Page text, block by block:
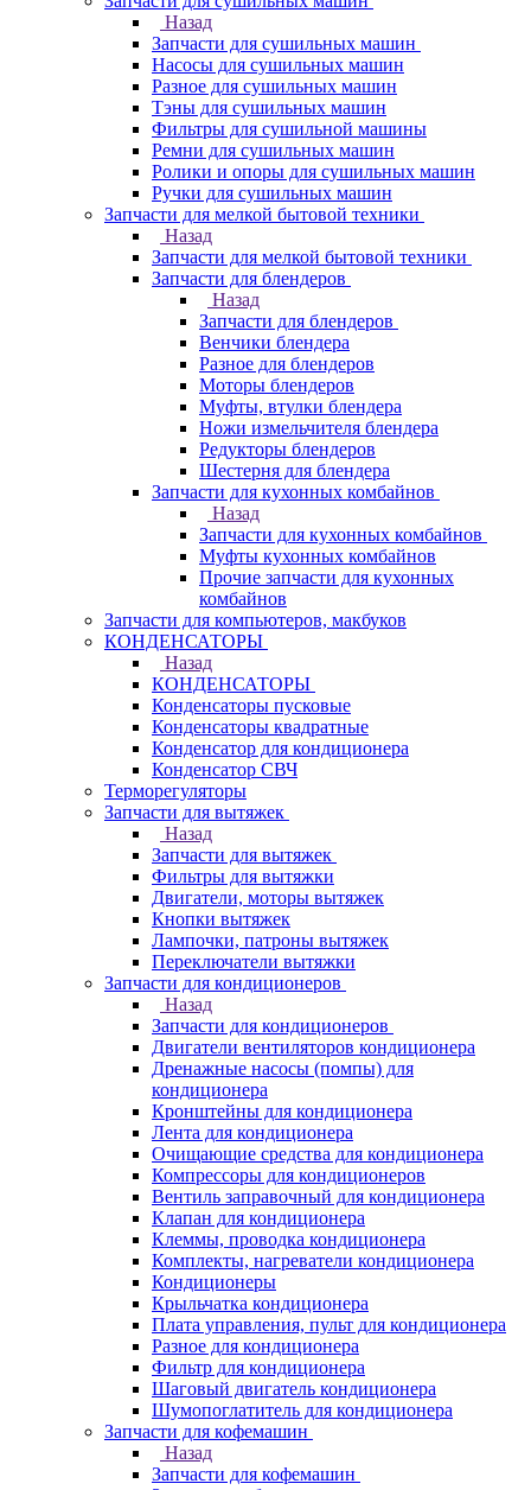
Назад
Запчасти для сушильных машин
Насосы для сушильных машин
Разное для сушильных машин
Тэны для сушильных машин
Фильтры для сушильной машины
Ремни для сушильных машин
Ролики и опоры для сушильных машин
Ручки для сушильных машин
Запчасти для мелкой бытовой техники
Назад
Запчасти для мелкой бытовой техники
Запчасти для блендеров
Назад
Запчасти для блендеров
Венчики блендера
Разное для блендеров
Моторы блендеров
Муфты, втулки блендера
Ножи измельчителя блендера
Редукторы блендеров
Шестерня для блендера
Запчасти для кухонных комбайнов
Назад
Запчасти для кухонных комбайнов
Муфты кухонных комбайнов
Прочие запчасти для кухонных
комбайнов
Запчасти для компьютеров, макбуков
КОНДЕНСАТОРЫ
Назад
КОНДЕНСАТОРЫ
Конденсаторы пусковые
Конденсаторы квадратные
Конденсатор для кондиционера
Конденсатор СВЧ
Терморегуляторы
Запчасти для вытяжек
Назад
Запчасти для вытяжек
Фильтры для вытяжки
Двигатели, моторы вытяжек
Кнопки вытяжек
Лампочки, патроны вытяжек
Переключатели вытяжки
Запчасти для кондиционеров
Назад
Запчасти для кондиционеров
Двигатели вентиляторов кондиционера
Дренажные насосы (помпы) для
кондиционера
Кронштейны для кондиционера
Лента для кондиционера
Очищающие средства для кондиционера
Компрессоры для кондиционеров
Вентиль заправочный для кондиционера
Клапан для кондиционера
Клеммы, проводка кондиционера
Комплекты, нагреватели кондиционера
Кондиционеры
Крыльчатка кондиционера
Плата управления, пульт для кондиционера
Разное для кондиционера
Фильтр для кондиционера
Шаговый двигатель кондиционера
Шумопоглатитель для кондиционера
Запчасти для кофемашин
Назад
Запчасти для кофемашин